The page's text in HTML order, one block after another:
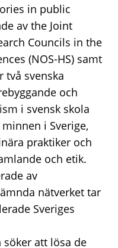
in public
av the Joint
Councils in the
(NOS-HS) samt
två svenska
och
i svensk skola
i Sverige,
praktiker och
och etik.
av
nätverket tar
Sveriges
att lösa de